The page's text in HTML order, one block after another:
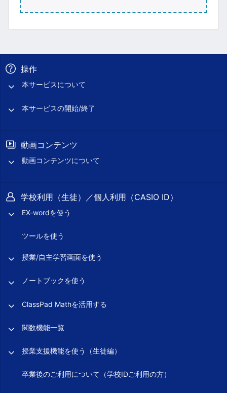
操作
本サービスについて
本サービスの開始/終了
動画コンテンツ
動画コンテンツについて
学校利用（生徒）／個人利用（CASIO ID）
EX-wordを使う
ツールを使う
授業/自主学習画面を使う
ノートブックを使う
ClassPad Mathを活用する
関数機能一覧
授業支援機能を使う（生徒編）
卒業後のご利用について（学校IDご利用の方）